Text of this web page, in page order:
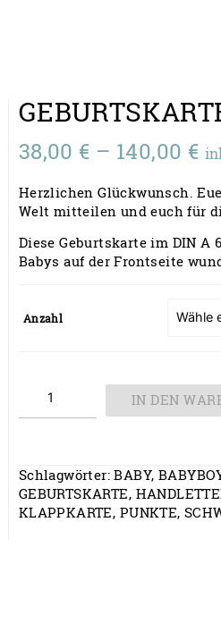
38,00 € – 140,00 €
Herzlichen Glückwunsch.
Welt mitteilen und euch für
Diese Geburtskarte im DIN
Babys auf der Frontseite
Anzahl
Geburtskarte
IN DEN
Schlagwörter:BABY,
GEBURTSKARTE,
KLAPPKARTE, PUNKTE,